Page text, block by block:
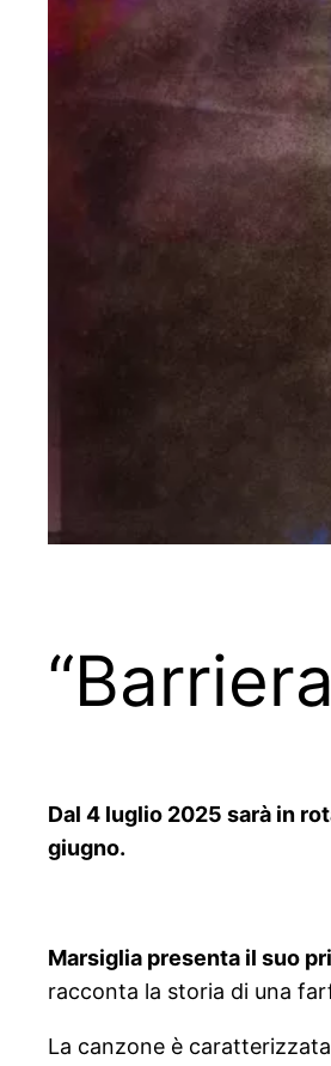
Dal 4 luglio 2025 sarà in
giugno.
Marsiglia presenta il suo
racconta la storia di una
La canzone è